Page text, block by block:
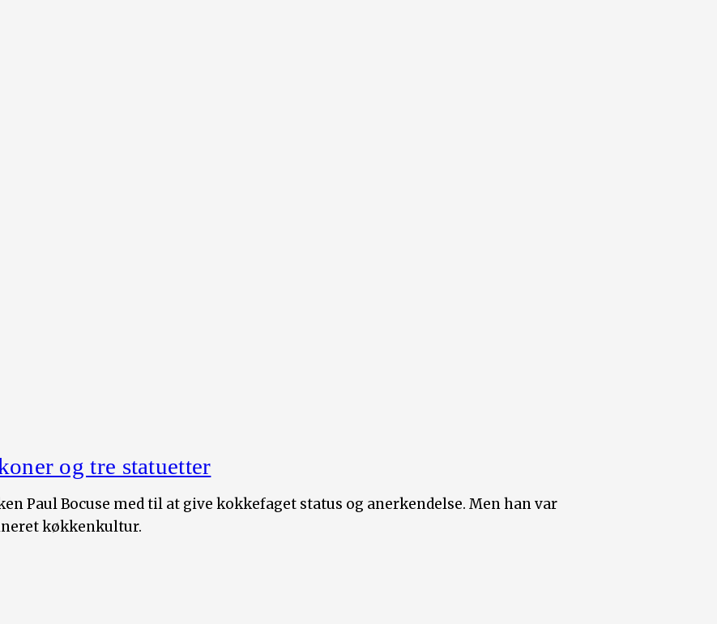
og tre statuetter
Paul Bocuse med til at give kokkefaget status og anerkendelse. Men han var
køkkenkultur.